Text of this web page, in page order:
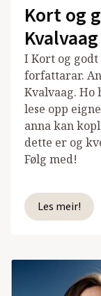
Kort og
Kvalvaag
I Kort og
forfattarar.
Kvalvaag.
lese opp
anna kan
dette er og
Følg med!
Les meir!